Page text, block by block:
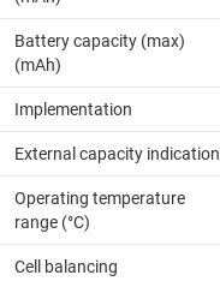
Battery capacity (max)
(mAh)
Implementation
External capacity indication
Operating temperature
range (°C)
Cell balancing